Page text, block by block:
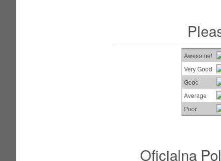
Awesome!
Very Good
Good
Average
Poor
Oficjalna